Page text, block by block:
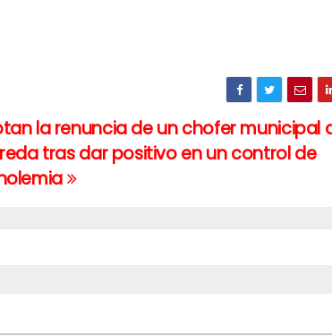
la renuncia de un chofer municipal
tras dar positivo en un control de